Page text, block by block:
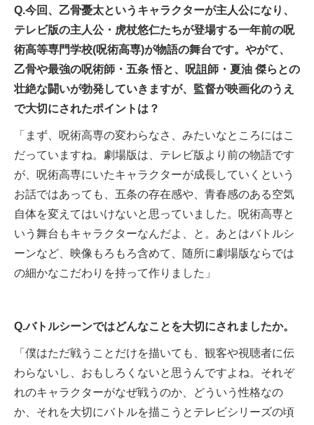
Q.今回、乙骨憂太というキャラクターが主人公になり、
テレビ版の主人公・虎杖悠仁たちが登場する一年前の呪
術高等専門学校(呪術高専)が物語の舞台です。やがて、
乙骨や最強の呪術師・五条 悟と、呪詛師・夏油 傑らとの
壮絶な闘いが勃発していきますが、監督が映画化のうえ
で大切にされたポイントは？
「まず、呪術高専の変わらなさ、みたいなところにはこ
だっていますね。劇場版は、テレビ版より前の物語です
が、呪術高専にいたキャラクターが成長していくという
お話ではあっても、五条の存在感や、青春感のある空気
自体を変えてはいけないと思っていました。呪術高専と
いう舞台もキャラクターなんだよ、と。あとはバトルシ
ーンなど、映像もろもろ含めて、随所に劇場版ならでは
の細かなこだわりを持って作りました」
Q.バトルシーンではどんなことを大切にされましたか。
「僕はただ戦うことだけを描いても、観客や視聴者に伝
わらないし、おもしろくないと思うんですよね。それぞ
れのキャラクターがなぜ戦うのか、どういう性格なの
か、それを大切にバトルを描こうとテレビシリーズの頃